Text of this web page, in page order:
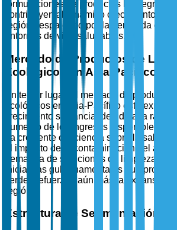
formulaciones de productos
contribuyen al dinámico crecimiento del
región, respaldado por la demanda del
entornos de vida saludables.
Mercado de Productos de
Ecológicos en Asia-Pacífico
En tercer lugar, el mercado de
ecológicos en Asia-Pacífico está
crecimiento sustancial debido a la
aumento de los ingresos disponibles en
La creciente conciencia sobre la salud
el impacto de la contaminación del aire
demanda de soluciones de limpieza no
iniciativas gubernamentales que
verdes refuerzan aún más la expansión
región.
Estructura de Segmentación